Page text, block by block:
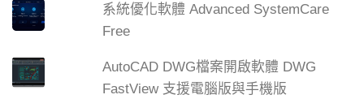
系統優化軟體 Advanced SystemCare
Free
AutoCAD DWG檔案開啟軟體 DWG
FastView 支援電腦版與手機版